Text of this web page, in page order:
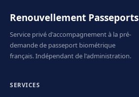
Renouvellement Passeports
Service privé d'accompagnement à la pré-
demande de passeport biométrique
français. Indépendant de l'administration.
SERVICES